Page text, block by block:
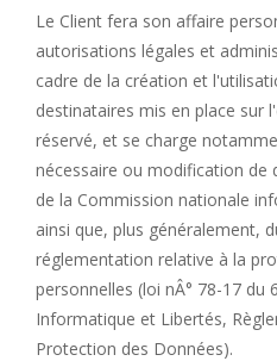
Le Client fera son affaire
autorisations légales et
cadre de la création et
destinataires mis en place sur
réservé, et se charge
nécessaire ou modification de
de la Commission nationale
ainsi que, plus généralement,
réglementation relative à la
personnelles (loi nÂ° 78-17 du
Informatique et Libertés,
Protection des Données).